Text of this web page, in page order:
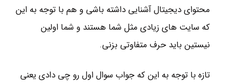
محتوای دیجیتال آشنایی داشته باشی و هم با توجه به این
که سایت های زیادی مثل شما هستند و شما اولین
نیستین باید حرف متفاوتی بزنی.
تازه با توجه به این که جواب سوال اول رو چی دادی یعنی